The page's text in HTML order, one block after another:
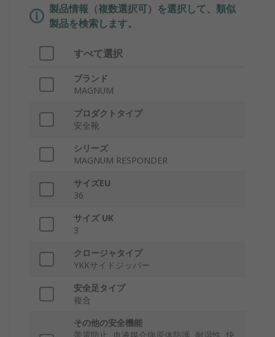
製品情報（複数選択可）を選択して、類似
製品を検索します。
すべて選択
ブランド
MAGNUM
プロダクトタイプ
安全靴
シリーズ
MAGNUM RESPONDER
サイズEU
36
サイズ UK
3
クロージャタイプ
YKKサイドジッパー
安全足タイプ
複合
その他の安全機能